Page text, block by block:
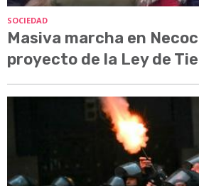
SOCIEDAD
Masiva marcha en
proyecto de la Ley de